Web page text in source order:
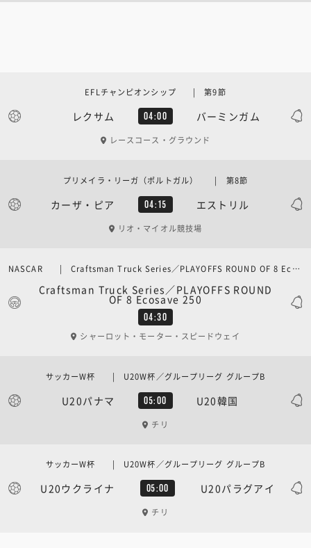
レクサム 04:00 バーミンガム
EFLチャンピオンシップ | 第9節
レースコース・グラウンド
カーザ・ピア 04:15 エストリル
プリメイラ・リーガ（ポルトガル） | 第8節
リオ・マイオル競技場
04:30
Craftsman Truck Series／PLAYOFFS ROUND
OF 8 Ecosave 250
NASCAR | Craftsman Truck Series／PLAYOFFS ROUND OF 8 Ecosave 250
シャーロット・モーター・スピードウェイ
U20パナマ 05:00 U20韓国
サッカーW杯 | U20W杯／グループリーグ グループB
チリ
U20ウクライナ 05:00 U20パラグアイ
サッカーW杯 | U20W杯／グループリーグ グループB
チリ